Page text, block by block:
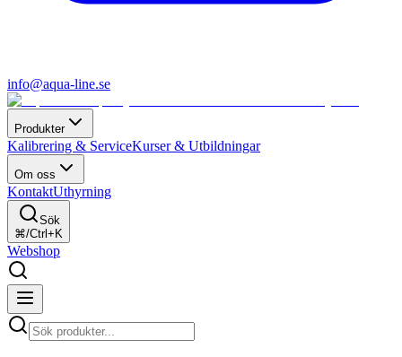
info@aqua-line.se
Produkter
Kalibrering & ServiceKurser & Utbildningar
Om oss
KontaktUthyrning
Sök
⌘/Ctrl+K
Webshop